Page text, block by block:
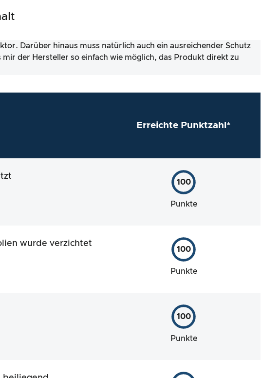
Darüber hinaus muss natürlich auch ein ausreichender Schutz
der Hersteller so einfach wie möglich, das Produkt direkt zu
Erreichte Punktzahl*
100
Punkte
wurde verzichtet
100
Punkte
100
Punkte